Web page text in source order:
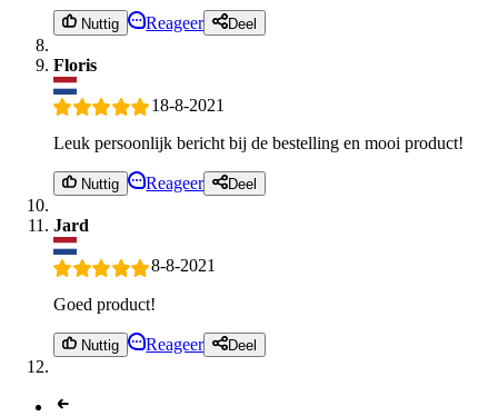
Nuttig Reageer Deel
Floris
18-8-2021
Leuk persoonlijk bericht bij de bestelling en mooi product!
Nuttig Reageer Deel
Jard
8-8-2021
Goed product!
Nuttig Reageer Deel